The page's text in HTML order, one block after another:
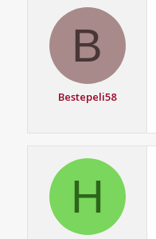
B
Bestepeli58
H